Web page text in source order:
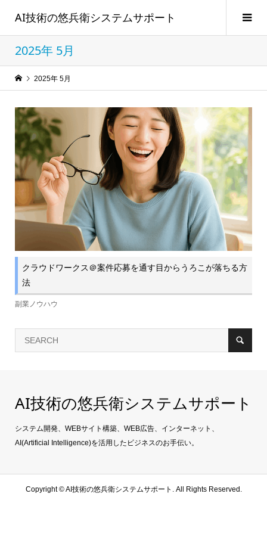
AI技術の悠兵衛システムサポート
2025年 5月
2025年 5月
クラウドワークス＠案件応募を通す目からうろこが落ちる方
法
副業ノウハウ
AI技術の悠兵衛システムサポート
システム開発、WEBサイト構築、WEB広告、インターネット、
AI(Artificial Intelligence)を活用したビジネスのお手伝い。
Copyright ©AI技術の悠兵衛システムサポート. All Rights Reserved.